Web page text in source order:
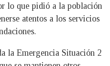
lo que pidió a la población
atentos a los servicios
la Emergencia Situación 2